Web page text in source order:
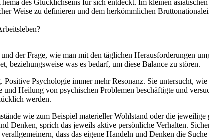
des Glücklichseins für sich entdeckt. Im kleinen
Weise zu definieren und dem herkömmlichen
der Frage, wie man mit den täglichen Herausforderungen
beziehungsweise was es bedarf, um diese Balance zu stören.
Psychologie immer mehr Resonanz. Sie untersucht,
Heilung von psychischen Problemen beschäftigte und
werden.
wie zum Beispiel materieller Wohlstand oder die
Denken, sprich das jeweils aktive persönliche Verhalten.
dass das eigene Handeln und Denken die